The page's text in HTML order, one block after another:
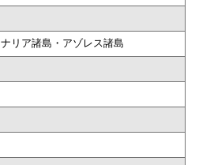
リア諸島・アゾレス諸島